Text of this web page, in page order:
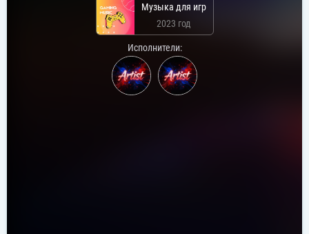
Музыка для игр
2023 год
Исполнители: